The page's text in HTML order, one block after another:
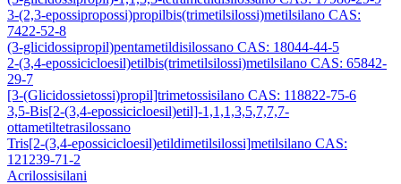
3-(2,3-epossipropossi)propilbis(trimetilsilossi)metilsilano CAS:
7422-52-8
(3-glicidossipropil)pentametildisilossano CAS: 18044-44-5
2-(3,4-epossicicloesil)etilbis(trimetilsilossi)metilsilano CAS: 65842-
29-7
[3-(Glicidossietossi)propil]trimetossisilano CAS: 118822-75-6
3,5-Bis[2-(3,4-epossicicloesil)etil]-1,1,1,3,5,7,7,7-
ottametiltetrasilossano
Tris[2-(3,4-epossicicloesil)etildimetilsilossi]metilsilano CAS:
121239-71-2
Acrilossisilani